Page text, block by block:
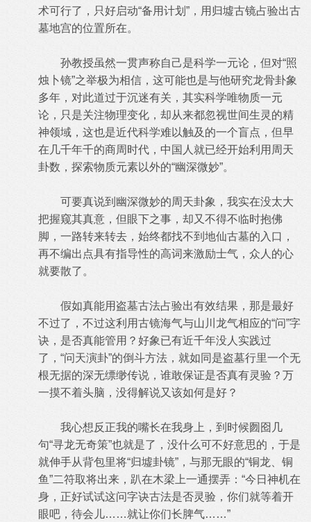
术可行了，只好启动“备用计划”，用归墟古镜占验出古
墓地宫的位置所在。
孙教授虽然一贯声称自己是科学一元论，但对“照
烛卜镜”之举极为相信，这可能也是与他研究龙骨卦象
多年，对此道过于沉迷有关，其实科学唯物质一元
论，只是关注物理变化，却从来都忽视世间生灵的精
神领域，这也是近代科学难以触及的一个盲点，但早
在几千年千的商周时代，中国人就已经开始利用周天
卦数，探索物质元素以外的“幽深微妙”。
可要真说到幽深微妙的周天卦象，我实在没太大
把握窥其真意，但眼下之事，却又不得不临时抱佛
脚，一路转来转去，始终都找不到地仙古墓的入口，
再不编出点具有指导性的高词来激励士气，众人的心
就要散了。
假如真能用盗墓古法占验出有效结果，那是最好
不过了，不过这利用古镜海气与山川龙气相应的“问”字
诀，是否真能管用？好象已有近千年没人实践过
了，“问天演卦”的倒斗方法，就如同是盗墓行里一个无
根无据的深无缥缈传说，谁敢保证是否真有灵验？万
一摸不着头脑，没得解说又该如何是好？
我心想反正我的嘴长在我身上，到时候囫囵几
句“寻龙无奇策”也就是了，没什么可不好意思的，于是
就伸手从背包里将“归墟卦镜”，与那无眼的“铜龙、铜
鱼”二符取将出来，趴在木梁上一通摆弄：“今日神机在
身，正好试试这问字诀古法是否灵验，你们就等着开
眼吧，待会儿……就让你们长脾气……”